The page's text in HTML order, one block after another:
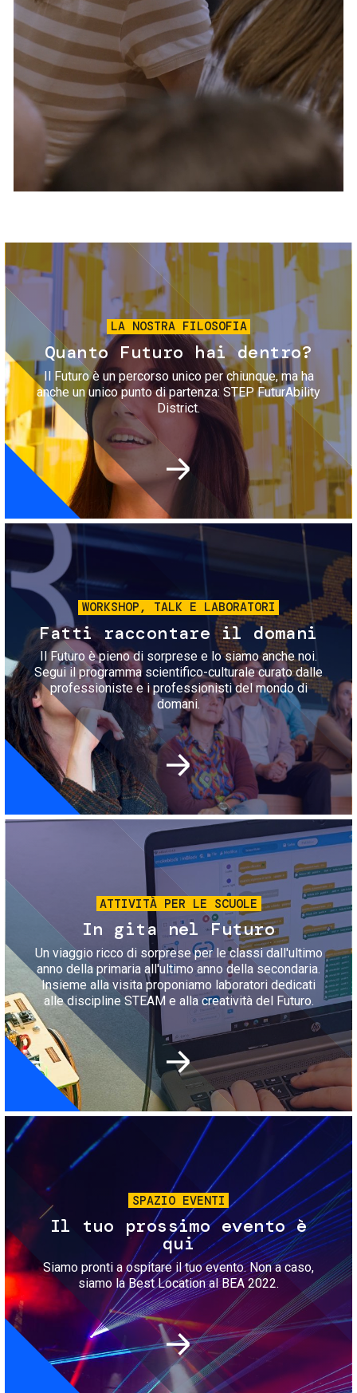
Servizi e accessibilità
Contatti
FAQ
Biglietti
Immagine
LA NOSTRA FILOSOFIA
Quanto Futuro hai dentro?
Il Futuro è un percorso unico per chiunque, ma ha
anche un unico punto di partenza: STEP FuturAbility
District.
Immagine
WORKSHOP, TALK E LABORATORI
Fatti raccontare il domani
Il Futuro è pieno di sorprese e lo siamo anche noi.
Segui il programma scientifico-culturale curato dalle
professioniste e i professionisti del mondo di
domani.
Immagine
ATTIVITÀ PER LE SCUOLE
In gita nel Futuro
Un viaggio ricco di sorprese per le classi dall'ultimo
anno della primaria all'ultimo anno della secondaria.
Insieme alla visita proponiamo laboratori dedicati
alle discipline STEAM e alla creatività del Futuro.
Immagine
SPAZIO EVENTI
Il tuo prossimo evento è
qui
Siamo pronti a ospitare il tuo evento. Non a caso,
siamo la Best Location al BEA 2022.